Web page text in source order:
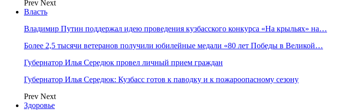
Prev Next
Власть
Владимир Путин поддержал идею проведения кузбасского конкурса «На крыльях» на…
Более 2,5 тысячи ветеранов получили юбилейные медали «80 лет Победы в Великой…
Губернатор Илья Середюк провел личный прием граждан
Губернатор Илья Середюк: Кузбасс готов к паводку и к пожароопасному сезону
Prev Next
Здоровье